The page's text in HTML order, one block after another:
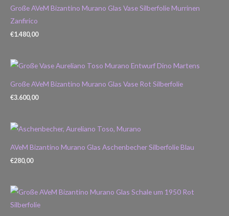
Große AVeM Bizantino Murano Glas Vase Silberfolie Murrinen
Zanfirico
€1.480,00
Große AVeM Bizantino Murano Glas Vase Rot Silberfolie
€3.600,00
AVeM Bizantino Murano Glas Aschenbecher Silberfolie Blau
€280,00